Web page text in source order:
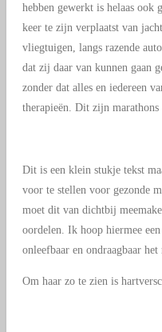
hebben gewerkt is helaas ook
keer te zijn verplaatst van
vliegtuigen, langs razende
dat zij daar van kunnen gaan
zonder dat alles en iedereen
therapieën. Dit zijn marathons
Dit is een klein stukje tekst
voor te stellen voor gezonde
moet dit van dichtbij
oordelen. Ik hoop hiermee
onleefbaar en ondraagbaar
Om haar zo te zien is